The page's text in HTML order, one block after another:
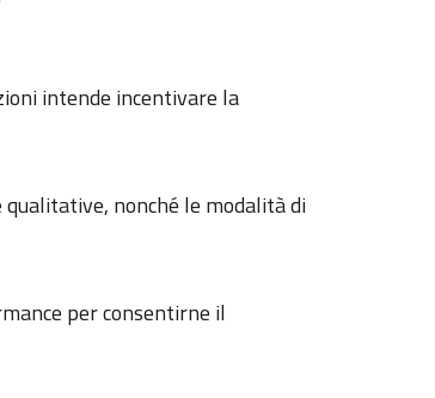
intende incentivare la
nonché le modalità di
per consentirne il